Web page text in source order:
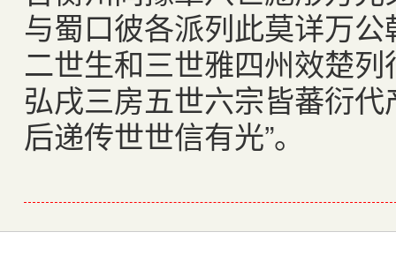
与蜀口彼各派列此莫详万
二世生和三世雅四州效楚
弘戌三房五世六宗皆蕃衍
后递传世世信有光”。